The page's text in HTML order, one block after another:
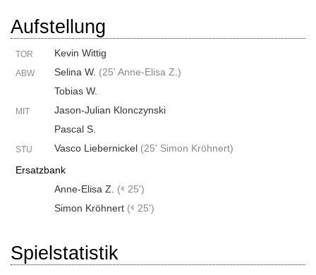
Aufstellung
TOR Kevin Wittig
ABW Selina W. (25' Anne-Elisa Z. )
Tobias W.
MIT
Jason-Julian Klonczynski
Pascal S.
STU Vasco Liebernickel (25' Simon Kröhnert)
Ersatzbank
Anne-Elisa Z.
(
25')
Simon Kröhnert ( 25')
Spielstatistik